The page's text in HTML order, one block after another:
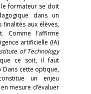
formateur se doit
dans un
aux élèves,
Comme l’affirme
artificielle (IA)
of Technology
ce soit, il faut
Dans cette optique,
un enjeu
mesure d’évaluer